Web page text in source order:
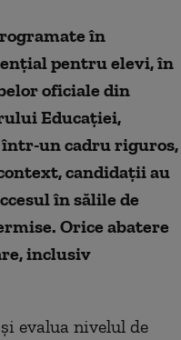
în
pentru elevi, în
oficiale din
Educației,
într-un cadru riguros,
candidații au
în sălile de
Orice abatere
inclusiv
evalua nivelul de